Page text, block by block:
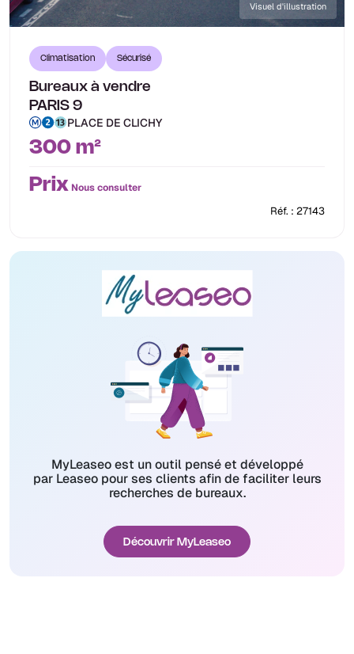
Visuel d'illustration
Climatisation Sécurisé
Bureaux à vendre
PARIS 9
PLACE DE CLICHY
300 m²
Prix Nous consulter
Réf. : 27143
MyLeaseo est un outil pensé et développé
par Leaseo pour ses clients afin de faciliter leurs
recherches de bureaux.
Découvrir MyLeaseo